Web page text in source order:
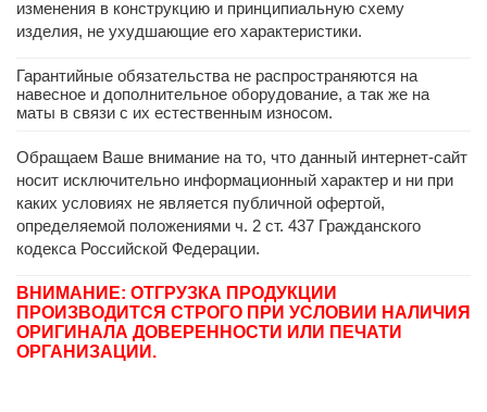
изменения в конструкцию и принципиальную схему
изделия, не ухудшающие его характеристики.
Гарантийные обязательства не распространяются на
навесное и дополнительное оборудование, а так же на
маты в связи с их естественным износом.
Обращаем Ваше внимание на то, что данный интернет-сайт
носит исключительно информационный характер и ни при
каких условиях не является публичной офертой,
определяемой положениями ч. 2 ст. 437 Гражданского
кодекса Российской Федерации.
ВНИМАНИЕ: ОТГРУЗКА ПРОДУКЦИИ
ПРОИЗВОДИТСЯ СТРОГО ПРИ УСЛОВИИ НАЛИЧИЯ
ОРИГИНАЛА ДОВЕРЕННОСТИ ИЛИ ПЕЧАТИ
ОРГАНИЗАЦИИ.